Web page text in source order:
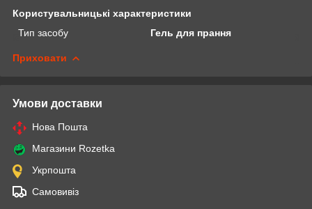
Користувальницькі характеристики
Тип засобу
Гель для прання
Приховати
Умови доставки
Нова Пошта
Магазини Rozetka
Укрпошта
Самовивіз